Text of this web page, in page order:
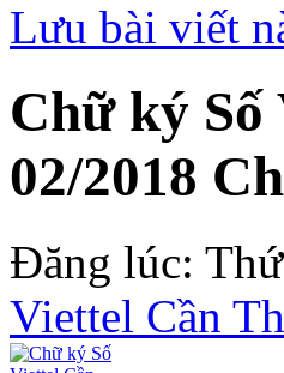
Lưu bài viết
Chữ ký
02/2018
Đăng lúc:
Viettel Cần